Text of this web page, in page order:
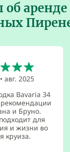
авг. 2025
Bavaria 34
и Бруно.
для
и жизни во
круиза.